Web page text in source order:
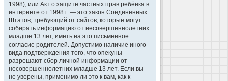
1998), или Акт о защите частных прав ребёнка в
интернете от 1998 г. — это закон Соединённых
Штатов, требующий от сайтов, которые могут
собирать информацию от несовершеннолетних
младше 13 лет, иметь на это письменное
согласие родителей. Допустимо наличие иного
вида подтверждения того, что опекуны
разрешают сбор личной информации от
несовершеннолетних младше 13 лет. Если вы
не уверены, применимо ли это к вам, как к